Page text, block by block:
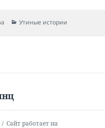
Рубрики
Утиные истории
Сайт работает на